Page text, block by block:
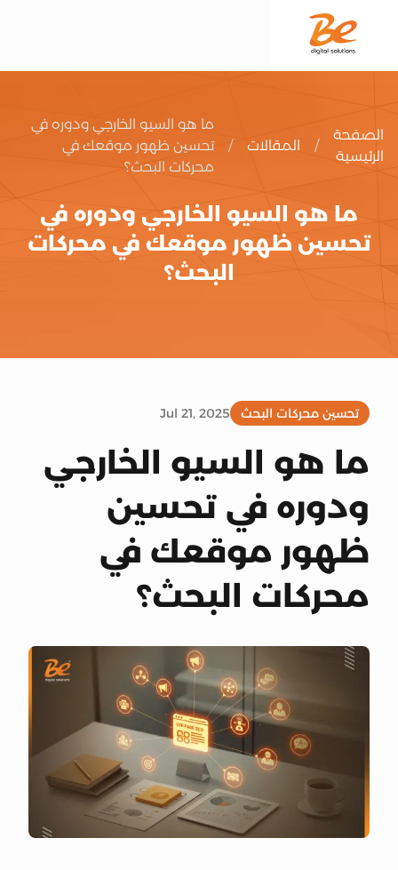
الصفحة
الرئيسية
/ المقالات /
ما هو السيو الخارجي ودوره في
تحسين ظهور موقعك في
محركات البحث؟
ما هو السيو الخارجي ودوره في
تحسين ظهور موقعك في محركات
البحث؟
تحسين محركات البحث Jul 21, 2025
ما هو السيو الخارجي
ودوره في تحسين
ظهور موقعك في
محركات البحث؟